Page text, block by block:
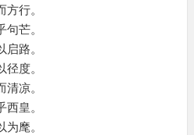
行。
芒。
路。
度。
凉。
皇。
麾。